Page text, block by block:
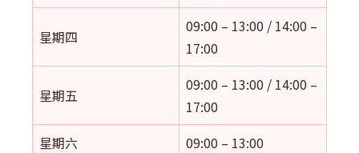
星期四
09:00 – 13:00 / 14:00 –
17:00
星期五
09:00 – 13:00 / 14:00 –
17:00
星期六
09:00 – 13:00